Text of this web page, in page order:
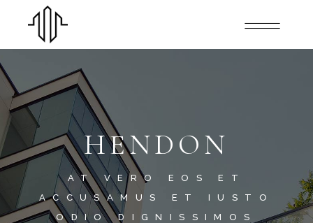
HENDON
AT VERO EOS ET
ACCUSAMUS ET IUSTO
ODIO DIGNISSIMOS